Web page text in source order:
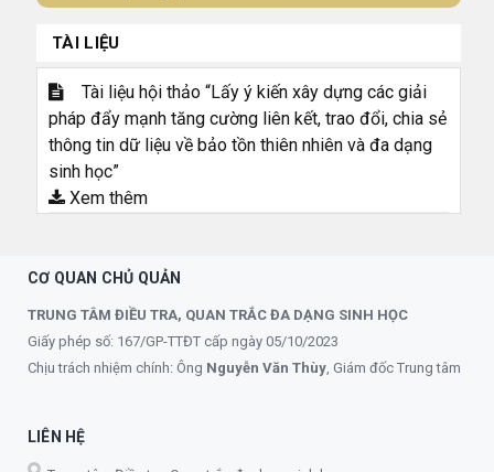
TÀI LIỆU
Tài liệu hội thảo “Lấy ý kiến xây dựng các giải
pháp đẩy mạnh tăng cường liên kết, trao đổi, chia sẻ
thông tin dữ liệu về bảo tồn thiên nhiên và đa dạng
sinh học”
Xem thêm
CƠ QUAN CHỦ QUẢN
TRUNG TÂM ĐIỀU TRA, QUAN TRẮC ĐA DẠNG SINH HỌC
Giấy phép số: 167/GP-TTĐT cấp ngày 05/10/2023
Chịu trách nhiệm chính: Ông Nguyễn Văn Thùy , Giám đốc Trung tâm
LIÊN HỆ